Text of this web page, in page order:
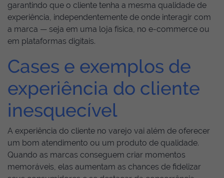
garantindo que o cliente tenha a mesma qualidade de
experiência, independentemente de onde interagir com
a marca — seja em uma loja física, no e-commerce ou
em plataformas digitais.
Cases e exemplos de
experiência do cliente
inesquecível
A experiência do cliente no varejo vai além de oferecer
um bom atendimento ou um produto de qualidade.
Quando as marcas conseguem criar momentos
memoráveis, elas aumentam as chances de fidelizar